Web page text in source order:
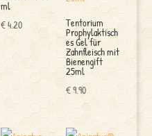
ml
€4.20 Tentorium
Prophylaktisch
es Gel für
Zahnfleisch mit
Bienengift
25ml
€9.90